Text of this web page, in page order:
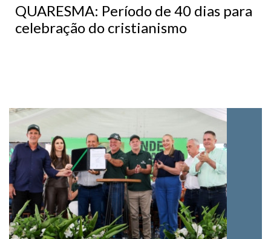
QUARESMA: Período de 40 dias para
celebração do cristianismo